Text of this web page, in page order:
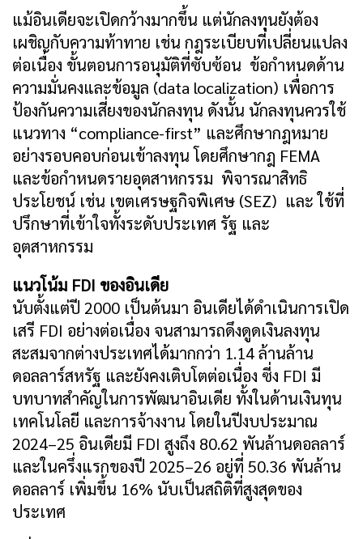
แม้อินเดียจะเปิดกว้างมากขึ้น แต่นักลงทุนยังต้อง
เผชิญกับความท้าทาย เช่น กฎระเบียบที่เปลี่ยนแปลง
ต่อเนื่อง ขั้นตอนการอนุมัติที่ซับซ้อน ข้อกำหนดด้าน
ความมั่นคงและข้อมูล (data localization) เพื่อการ
ป้องกันความเสี่ยงของนักลงทุน ดังนั้น นักลงทุนควรใช้
แนวทาง “compliance-first” และศึกษากฎหมาย
อย่างรอบคอบก่อนเข้าลงทุน โดยศึกษากฎ FEMA
และข้อกำหนดรายอุตสาหกรรม พิจารณาสิทธิ
ประโยชน์ เช่น เขตเศรษฐกิจพิเศษ (SEZ) และ ใช้ที่
ปรึกษาที่เข้าใจทั้งระดับประเทศ รัฐ และ
อุตสาหกรรม
แนวโน้ม FDI ของอินเดีย
นับตั้งแต่ปี 2000 เป็นต้นมา อินเดียได้ดำเนินการเปิด
เสรี FDI อย่างต่อเนื่อง จนสามารถดึงดูดเงินลงทุน
สะสมจากต่างประเทศได้มากกว่า 1.14 ล้านล้าน
ดอลลาร์สหรัฐ และยังคงเติบโตต่อเนื่อง ซี่ง FDI มี
บทบาทสำคัญในการพัฒนาอินเดีย ทั้งในด้านเงินทุน
เทคโนโลยี และการจ้างงาน โดยในปีงบประมาณ
2024–25 อินเดียมี FDI สูงถึง 80.62 พันล้านดอลลาร์
และในครึ่งแรกของปี 2025–26 อยู่ที่ 50.36 พันล้าน
ดอลลาร์ เพิ่มขึ้น 16% นับเป็นสถิติที่สูงสุดของ
ประเทศ